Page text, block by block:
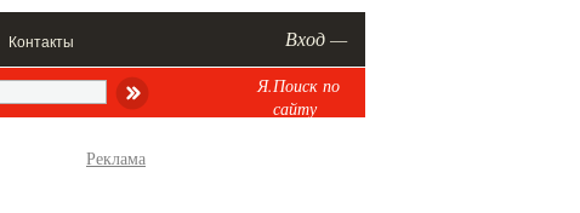
Контакты Вход —
Я.Поиск по
сайту
Реклама